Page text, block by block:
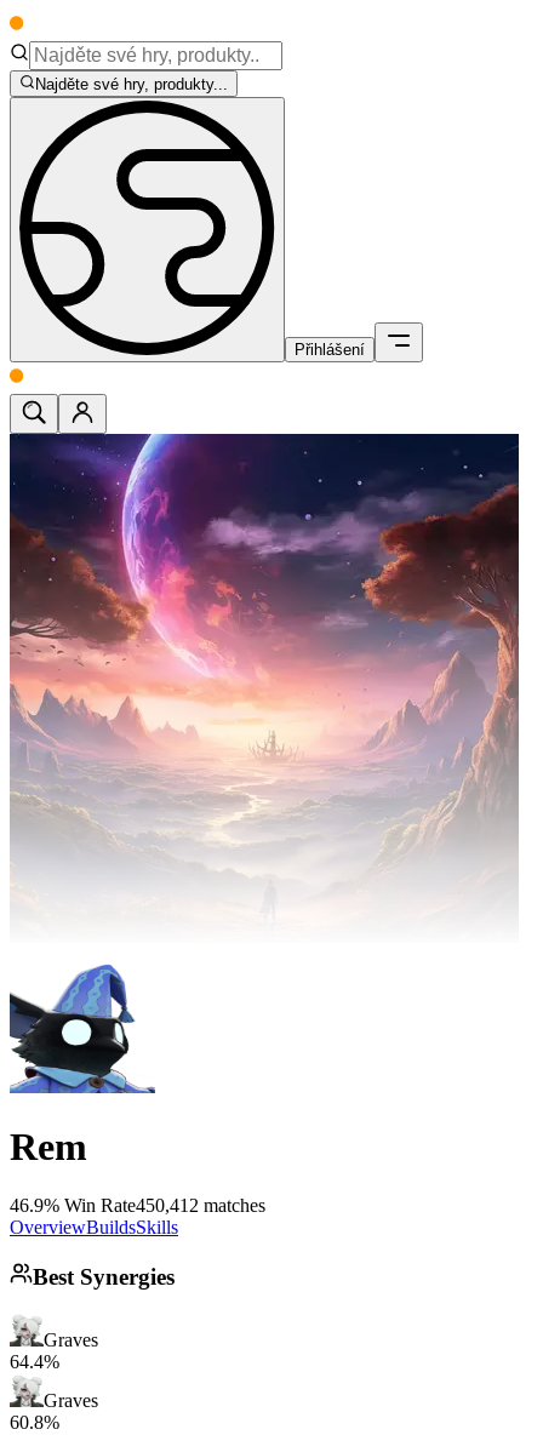
Najděte své hry, produkty...
Přihlášení
Rem
46.9% Win Rate450,412 matches
OverviewBuildsSkills
Best Synergies
Graves
64.4%
Graves
60.8%